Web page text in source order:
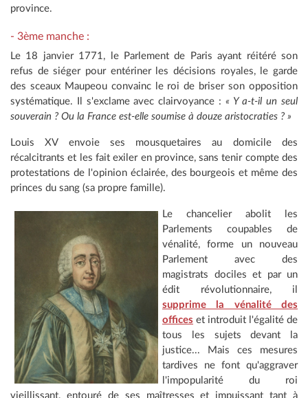
province.
- 3ème manche :
Le 18 janvier 1771, le Parlement de Paris ayant réitéré son
refus de siéger pour entériner les décisions royales, le garde
des sceaux Maupeou convainc le roi de briser son opposition
systématique. Il s'exclame avec clairvoyance : « Y a-t-il un seul
souverain ? Ou la France est-elle soumise à douze aristocraties ? »
Louis XV envoie ses mousquetaires au domicile des
récalcitrants et les fait exiler en province, sans tenir compte des
protestations de l'opinion éclairée, des bourgeois et même des
princes du sang (sa propre famille).
Le chancelier abolit les
Parlements coupables de
vénalité, forme un nouveau
Parlement avec des
magistrats dociles et par un
édit révolutionnaire, il
supprime la vénalité des
offices et introduit l'égalité de
tous les sujets devant la
justice... Mais ces mesures
tardives ne font qu'aggraver
l'impopularité du roi
vieillissant, entouré de ses maîtresses et impuissant tant à